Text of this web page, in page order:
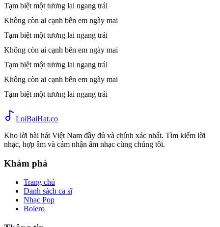
Tạm biệt một tương lai ngang trái
Không còn ai cạnh bên em ngày mai
Tạm biệt một tương lai ngang trái
Không còn ai cạnh bên em ngày mai
Tạm biệt một tương lai ngang trái
Không còn ai cạnh bên em ngày mai
Tạm biệt một tương lai ngang trái
LoiBaiHat.co
Kho lời bài hát Việt Nam đầy đủ và chính xác nhất. Tìm kiếm lời
nhạc, hợp âm và cảm nhận âm nhạc cùng chúng tôi.
Khám phá
Trang chủ
Danh sách ca sĩ
Nhạc Pop
Bolero